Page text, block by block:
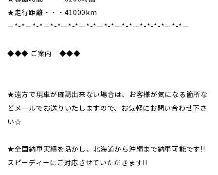
★走行距離・・・41000km
ー*-*ー*-*ー*-*ー*-*ー*-*ー*-*ー*-*ー*-*-*-*ー*-*ー
◆◆◆ ご案内 ◆◆◆
★遠方で現車が確認出来ない場合は、お客様が気になる箇所な
どメールでお送りいたしますので、お気軽にお問い合わせ下さ
い☆
★全国納車実績を活かし、北海道から沖縄まで納車可能です!!
スピーディーにご対応させていただきます!!